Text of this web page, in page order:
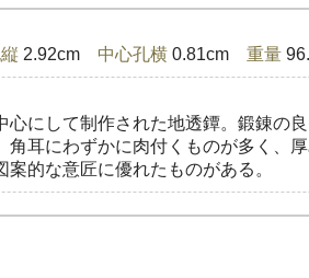
2.92cm 中心孔横0.81cm 重量
にして制作された地透鐔。鍛錬の
耳にわずかに肉付くものが多く、
的な意匠に優れたものがある。